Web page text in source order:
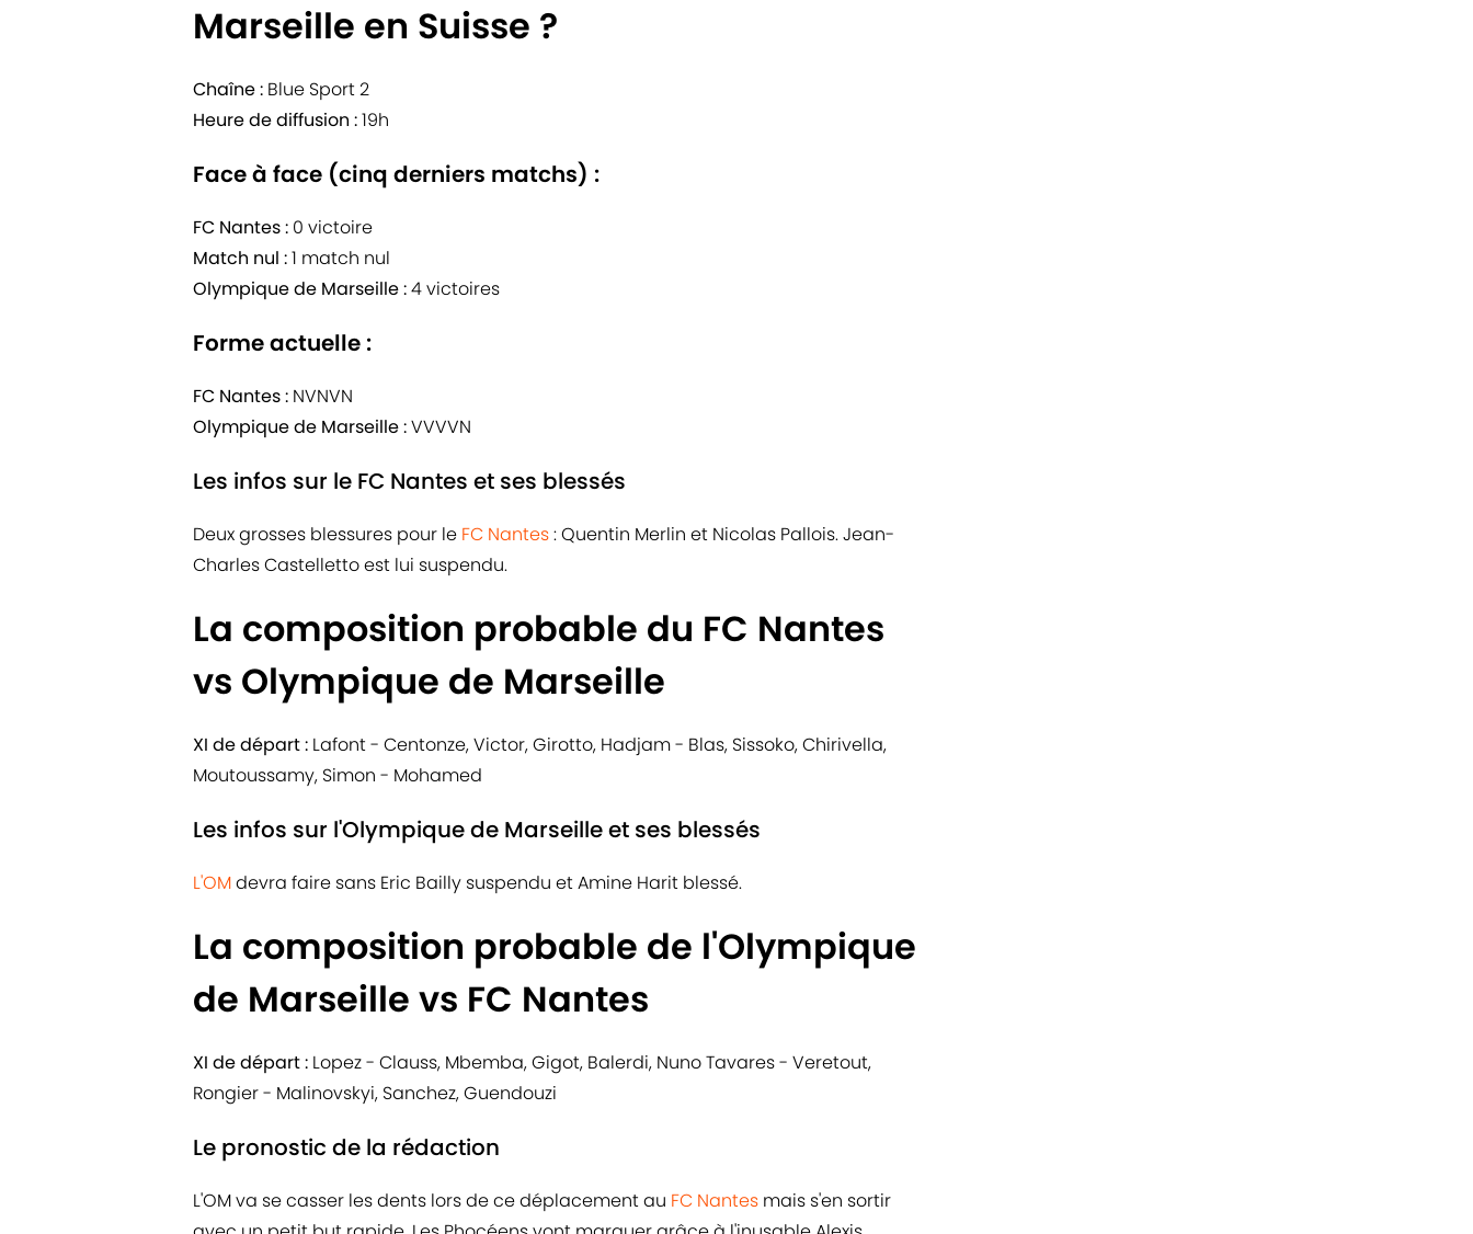
Marseille en Suisse ?
Chaîne : Blue Sport 2
Heure de diffusion :19h
Face à face (cinq derniers matchs) :
FC Nantes : 0 victoire
Match nul :1 match nul
Olympique de Marseille :4 victoires
Forme actuelle :
FC Nantes : NVNVN
Olympique de Marseille :VVVVN
Les infos sur le FC Nantes et ses blessés
Deux grosses blessures pour le FC Nantes: Quentin Merlin et Nicolas Pallois. Jean-
Charles Castelletto est lui suspendu.
La composition probable du FC Nantes
vs Olympique de Marseille
XI de départ : Lafont - Centonze, Victor, Girotto, Hadjam - Blas, Sissoko, Chirivella,
Moutoussamy, Simon - Mohamed
Les infos sur l'Olympique de Marseille et ses blessés
L'OMdevra faire sans Eric Bailly suspendu et Amine Harit blessé.
La composition probable de l'Olympique
de Marseille vs FC Nantes
XI de départ : Lopez - Clauss, Mbemba, Gigot, Balerdi, Nuno Tavares - Veretout,
Rongier - Malinovskyi, Sanchez, Guendouzi
Le pronostic de la rédaction
L'OM va se casser les dents lors de ce déplacement au FC Nantes mais s'en sortir